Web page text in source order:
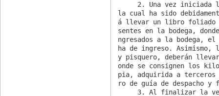
la cual ha sido
á llevar un libro foliado
sentes en la bodega,
ngresados a la bodega,
ha de ingreso. Asimismo,
y pisquero, deberán
onde se consignen los
pia, adquirida a terceros
ro de guía de despacho y